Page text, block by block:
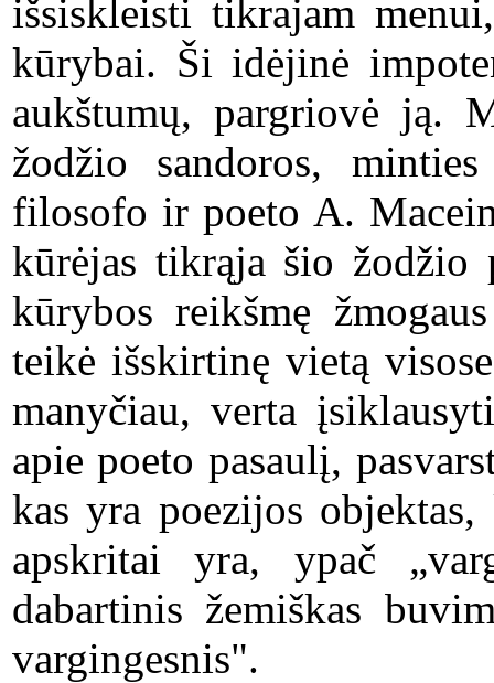
išsiskleisti tikrajam
kūrybai. Ši idėjinė
aukštumų, pargriovė ją.
žodžio sandoros,
filosofo ir poeto A.
kūrėjas tikrąja šio žodžio
kūrybos reikšmę
teikė išskirtinę vietą
manyčiau, verta
apie poeto pasaulį,
kas yra poezijos
apskritai yra, ypač
dabartinis žemiškas
vargingesnis".